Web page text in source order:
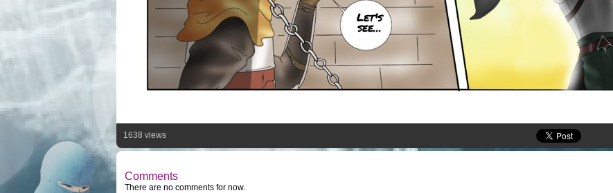
Let's
see...
1638 views
Comments
There are no comments for now.